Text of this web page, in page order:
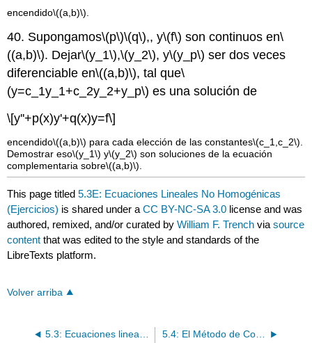
encendido\((a,b)\)
40. Supongamos\(p\)\(q\),, y\(f\) son continuos en\
((a,b)\). Dejar\(y_1\),\(y_2\), y\(y_p\) ser dos veces
diferenciable en\((a,b)\), tal que\
(y=c_1y_1+c_2y_2+y_p\) es una solución de
\[y''+p(x)y'+q(x)y=f\]
encendido\((a,b)\) para cada elección de las constantes\(c_1,c_2\)
Demostrar eso\(y_1\) y\(y_2\) son soluciones de la ecuación
complementaria sobre\((a,b)\)
This page titled5.3E: Ecuaciones Lineales No Homogénicas
(Ejercicios) is shared under aCC BY-NC-SA 3.0 license and was
authored, remixed, and/or curated byWilliam F. Trench viasource
content that was edited to the style and standards of the
LibreTexts platform.
Volver arriba
5.4: El Método de Coeficientes Indeterminados I